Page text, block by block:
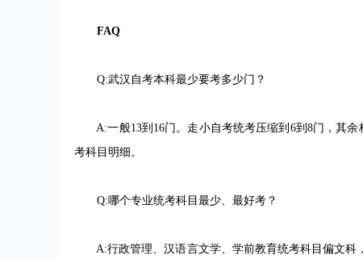
FAQ
Q:武汉自考本科最少要考多少门？
A:一般13到16门。走小自考统考压缩到6到8门，其余
考科目明细。
Q:哪个专业统考科目最少、最好考？
A:行政管理、汉语言文学、学前教育统考科目偏文科